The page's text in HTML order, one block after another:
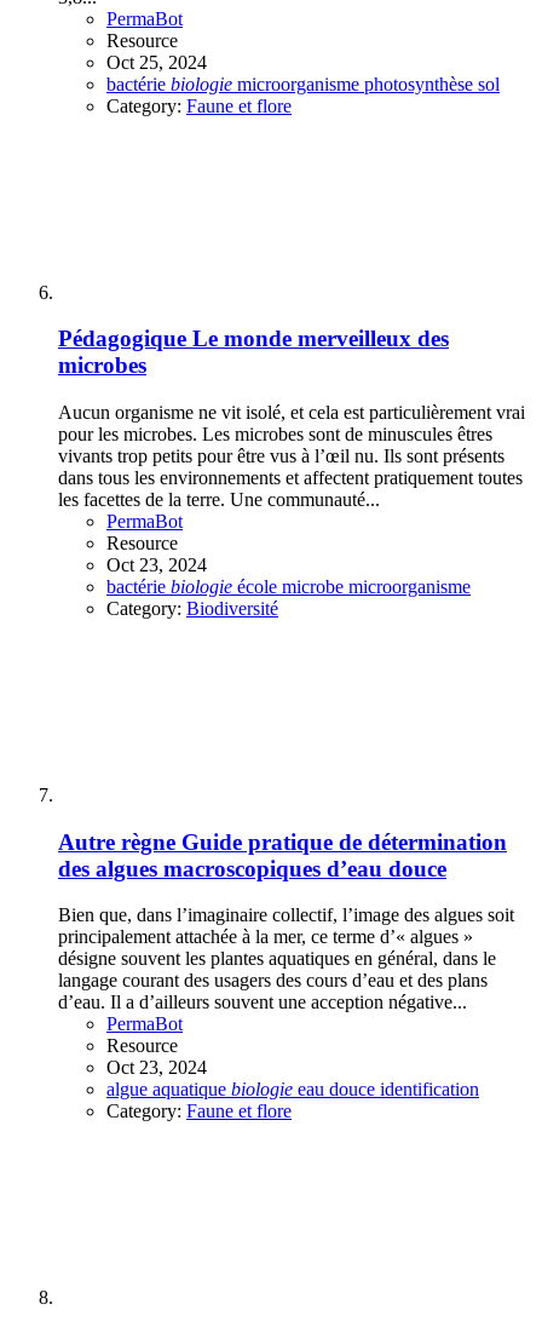
PermaBot
Resource
Oct 25, 2024
bactérie biologie microorganisme photosynthèse sol
Category: Faune et flore
Pédagogique Le monde merveilleux des
microbes
Aucun organisme ne vit isolé, et cela est particulièrement vrai
pour les microbes. Les microbes sont de minuscules êtres
vivants trop petits pour être vus à l’œil nu. Ils sont présents
dans tous les environnements et affectent pratiquement toutes
les facettes de la terre. Une communauté...
PermaBot
Resource
Oct 23, 2024
bactérie biologie école microbe microorganisme
Category: Biodiversité
Autre règne Guide pratique de détermination
des algues macroscopiques d’eau douce
Bien que, dans l’imaginaire collectif, l’image des algues soit
principalement attachée à la mer, ce terme d’« algues »
désigne souvent les plantes aquatiques en général, dans le
langage courant des usagers des cours d’eau et des plans
d’eau. Il a d’ailleurs souvent une acception négative...
PermaBot
Resource
Oct 23, 2024
algue aquatique biologie eau douce identification
Category: Faune et flore